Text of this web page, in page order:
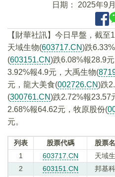
日期： 2025年9
【財華社訊】今日早盤，截至
天域生物(603717.CN)跌
(603151.CN)跌6.08%報28.9
3.92%報4.9元，大禹生物(
元，龍大美食(002726.CN)跌
(300761.CN)跌2.72%報23.57
2.68%報64.62元，牧原股份(
元。
列表 股票代碼 股票
1
603717.CN 天域
2
603151.CN 邦基